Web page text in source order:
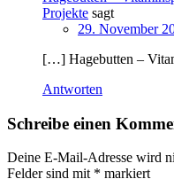
Projekte sagt
29. November
[…] Hagebutten –
Antworten
Schreibe einen
Deine E-Mail-Adresse wird
Felder sind mit * markiert